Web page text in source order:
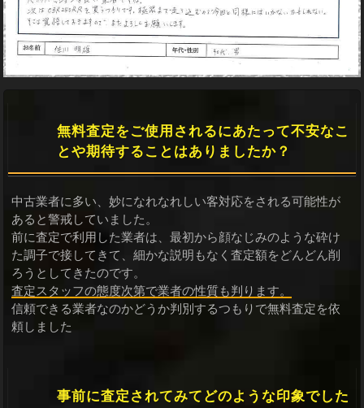
無料査定をご使用されるにあたって不安なこ
とや期待することはありましたか？
中古業者に多い、妙になれなれしい客対応をされる可能性が
あると警戒していました。
前に査定で利用した業者は、最初から顔なじみのような砕け
た調子で接してきて、細かな説明もなく査定額をどんどん削
ろうとしてきたのです。
査定スタッフの態度次第で業者の性質も判ります。
信頼できる業者なのかどうか判別するつもりで無料査定を依
頼しました
事前に査定されてみてどのような印象でした